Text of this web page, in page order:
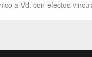
a Vd. con efectos